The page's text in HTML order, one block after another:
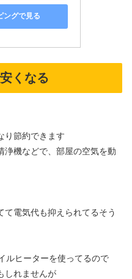
ングで見る
くなる
り節約できます
浄機などで、部屋の空気を動
電気代も抑えられてるそう
ルヒーターを使ってるので
しれませんが